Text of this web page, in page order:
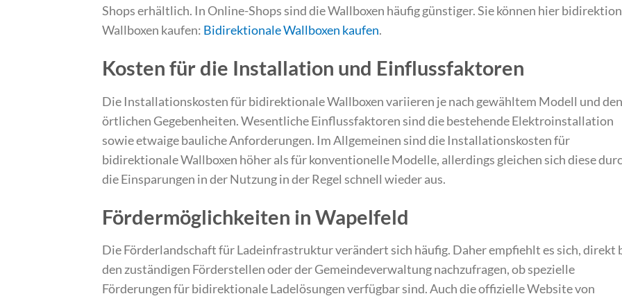
Shops erhältlich. In Online-Shops sind die Wallboxen häufig günstiger. Sie können hier
Wallboxen kaufen: Bidirektionale Wallboxen kaufen.
Kosten für die Installation und Einflussfaktoren
Die Installationskosten für bidirektionale Wallboxen variieren je nach gewähltem Modell und den
örtlichen Gegebenheiten. Wesentliche Einflussfaktoren sind die bestehende Elektroinstallation
sowie etwaige bauliche Anforderungen. Im Allgemeinen sind die Installationskosten für
bidirektionale Wallboxen höher als für konventionelle Modelle, allerdings gleichen sich diese
die Einsparungen in der Nutzung in der Regel schnell wieder aus.
Fördermöglichkeiten in Wapelfeld
Die Förderlandschaft für Ladeinfrastruktur verändert sich häufig. Daher empfiehlt es sich, direkt
den zuständigen Förderstellen oder der Gemeindeverwaltung nachzufragen, ob spezielle
Förderungen für bidirektionale Ladelösungen verfügbar sind. Auch die offizielle Website von